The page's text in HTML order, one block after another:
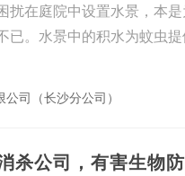
扰在庭院中设置水景，本
已。水景中的积水为蚊虫
司（长沙分公司）
杀公司，有害生物